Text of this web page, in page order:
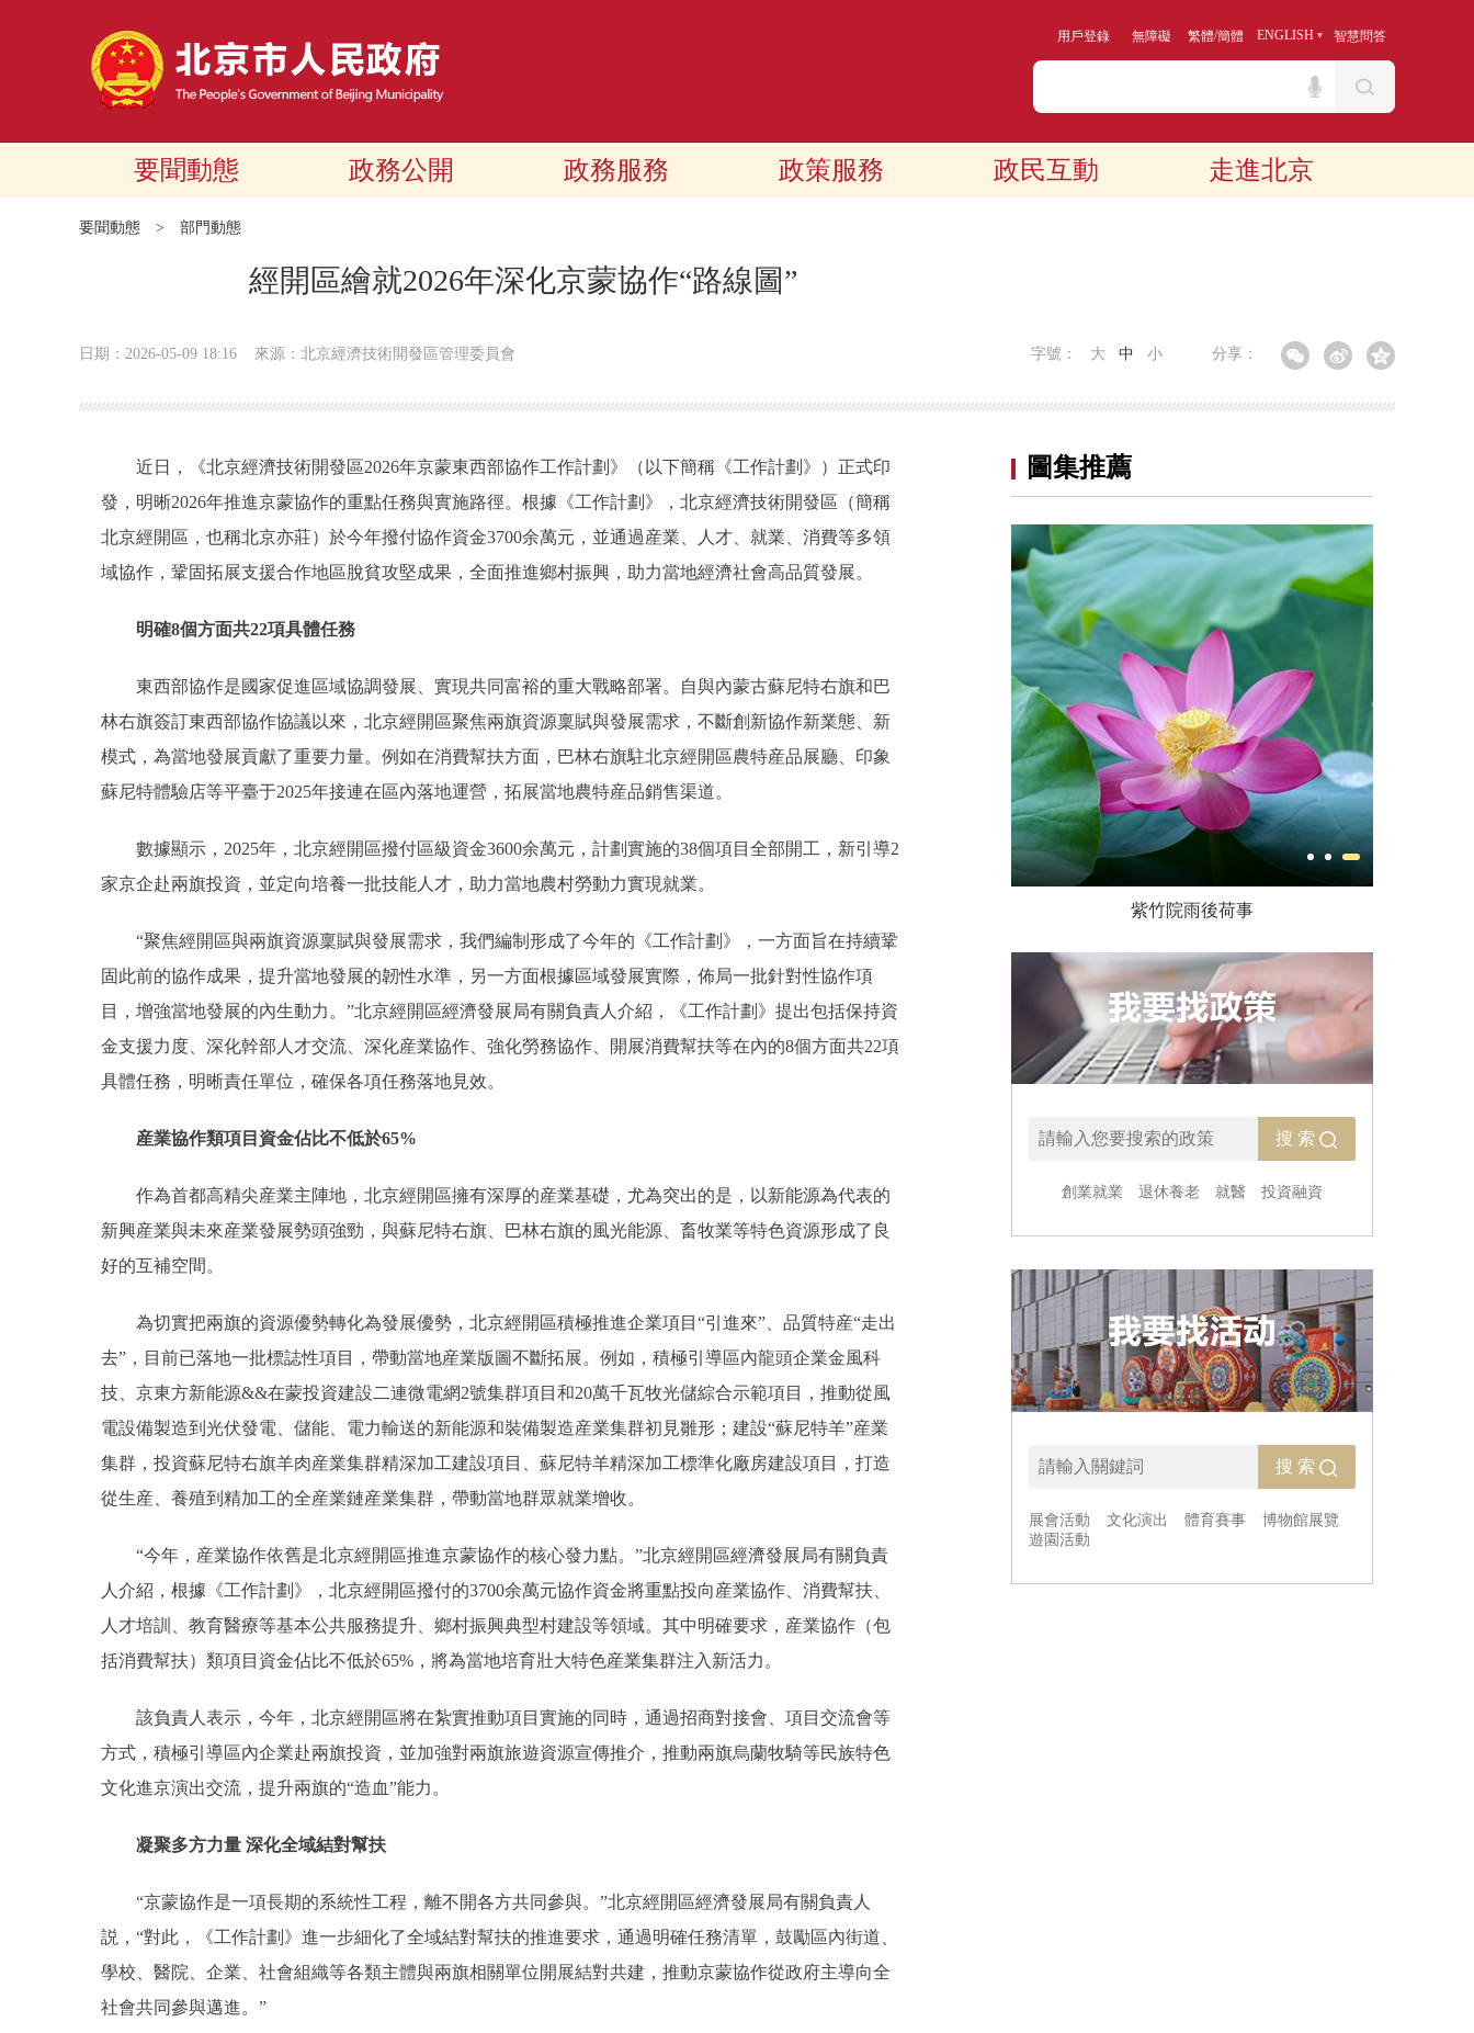
用戶登錄 無障礙 繁體/簡體 ENGLISH 智慧問答
要聞動態 政務公開 政務服務 政策服務 政民互動 走進北京
要聞動態 > 部門動態
經開區繪就2026年深化京蒙協作“路線圖”
日期：2026-05-09 18:16 來源：北京經濟技術開發區管理委員會 分享：
字號： 大 中 小
近日，《北京經濟技術開發區2026年京蒙東西部協作工作計劃》（以下簡稱《工作計劃》）正式印
發，明晰2026年推進京蒙協作的重點任務與實施路徑。根據《工作計劃》，北京經濟技術開發區（簡稱
北京經開區，也稱北京亦莊）於今年撥付協作資金3700余萬元，並通過産業、人才、就業、消費等多領
域協作，鞏固拓展支援合作地區脫貧攻堅成果，全面推進鄉村振興，助力當地經濟社會高品質發展。
明確8個方面共22項具體任務
東西部協作是國家促進區域協調發展、實現共同富裕的重大戰略部署。自與內蒙古蘇尼特右旗和巴
林右旗簽訂東西部協作協議以來，北京經開區聚焦兩旗資源稟賦與發展需求，不斷創新協作新業態、新
模式，為當地發展貢獻了重要力量。例如在消費幫扶方面，巴林右旗駐北京經開區農特産品展廳、印象
蘇尼特體驗店等平臺于2025年接連在區內落地運營，拓展當地農特産品銷售渠道。
數據顯示，2025年，北京經開區撥付區級資金3600余萬元，計劃實施的38個項目全部開工，新引導2
家京企赴兩旗投資，並定向培養一批技能人才，助力當地農村勞動力實現就業。
“聚焦經開區與兩旗資源稟賦與發展需求，我們編制形成了今年的《工作計劃》，一方面旨在持續鞏
固此前的協作成果，提升當地發展的韌性水準，另一方面根據區域發展實際，佈局一批針對性協作項
目，增強當地發展的內生動力。”北京經開區經濟發展局有關負責人介紹，《工作計劃》提出包括保持資
金支援力度、深化幹部人才交流、深化産業協作、強化勞務協作、開展消費幫扶等在內的8個方面共22項
具體任務，明晰責任單位，確保各項任務落地見效。
産業協作類項目資金佔比不低於65%
作為首都高精尖産業主陣地，北京經開區擁有深厚的産業基礎，尤為突出的是，以新能源為代表的
新興産業與未來産業發展勢頭強勁，與蘇尼特右旗、巴林右旗的風光能源、畜牧業等特色資源形成了良
好的互補空間。
為切實把兩旗的資源優勢轉化為發展優勢，北京經開區積極推進企業項目“引進來”、品質特産“走出
去”，目前已落地一批標誌性項目，帶動當地産業版圖不斷拓展。例如，積極引導區內龍頭企業金風科
技、京東方新能源&&在蒙投資建設二連微電網2號集群項目和20萬千瓦牧光儲綜合示範項目，推動從風
電設備製造到光伏發電、儲能、電力輸送的新能源和裝備製造産業集群初見雛形；建設“蘇尼特羊”産業
集群，投資蘇尼特右旗羊肉産業集群精深加工建設項目、蘇尼特羊精深加工標準化廠房建設項目，打造
從生産、養殖到精加工的全産業鏈産業集群，帶動當地群眾就業增收。
“今年，産業協作依舊是北京經開區推進京蒙協作的核心發力點。”北京經開區經濟發展局有關負責
人介紹，根據《工作計劃》，北京經開區撥付的3700余萬元協作資金將重點投向産業協作、消費幫扶、
人才培訓、教育醫療等基本公共服務提升、鄉村振興典型村建設等領域。其中明確要求，産業協作（包
括消費幫扶）類項目資金佔比不低於65%，將為當地培育壯大特色産業集群注入新活力。
該負責人表示，今年，北京經開區將在紮實推動項目實施的同時，通過招商對接會、項目交流會等
方式，積極引導區內企業赴兩旗投資，並加強對兩旗旅遊資源宣傳推介，推動兩旗烏蘭牧騎等民族特色
文化進京演出交流，提升兩旗的“造血”能力。
凝聚多方力量 深化全域結對幫扶
“京蒙協作是一項長期的系統性工程，離不開各方共同參與。”北京經開區經濟發展局有關負責人
説，“對此，《工作計劃》進一步細化了全域結對幫扶的推進要求，通過明確任務清單，鼓勵區內街道、
學校、醫院、企業、社會組織等各類主體與兩旗相關單位開展結對共建，推動京蒙協作從政府主導向全
社會共同參與邁進。”
圖集推薦